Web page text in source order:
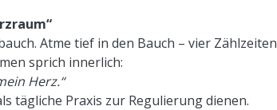
Atme tief in den Bauch – vier Zählzeiten
sprich innerlich:
Herz.“
tägliche Praxis zur Regulierung dienen.